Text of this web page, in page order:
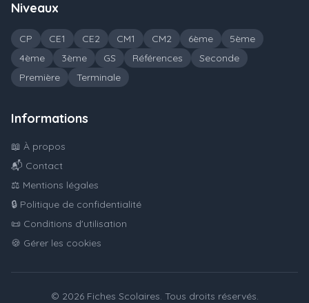
Niveaux
CP CE1 CE2 CM1 CM2 6ème
5ème
4ème
3ème GS Références
Seconde
Première
Terminale
Informations
📖 À propos
📬 Contact
⚖️ Mentions légales
🔒 Politique de confidentialité
📜 Conditions d'utilisation
🍪 Gérer les cookies
© 2026 Fiches Scolaires. Tous droits réservés.